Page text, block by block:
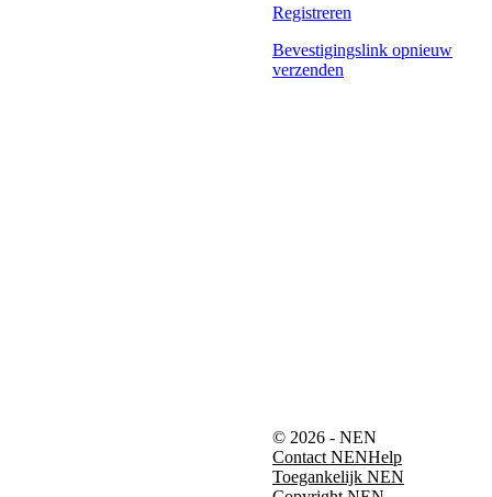
Registreren
Bevestigingslink opnieuw
verzenden
© 2026 - NEN
Contact NENHelp
Toegankelijk NEN